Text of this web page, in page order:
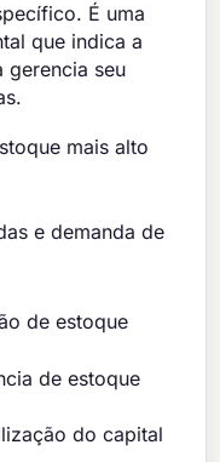
É uma
que indica a
gerencia seu
mais alto
e demanda de
de estoque
de estoque
do capital